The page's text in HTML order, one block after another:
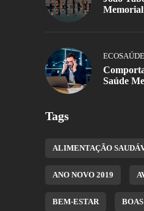
Memorial
ECOSAÚDE
Saúde
Tags
ALIMENTAÇÃO
ANO NOVO 2019
BEM-ESTAR